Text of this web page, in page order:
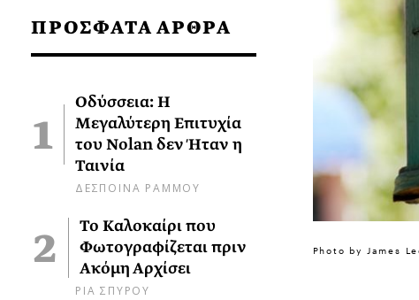
ΠΡΟΣΦΑΤΑ ΑΡΘΡΑ
Οδύσσεια: Η
Μεγαλύτερη Επιτυχία
του Nolan δεν Ήταν η
Ταινία
ΔΕΣΠΟΙΝΑ ΡΑΜΜΟΥ
Το Καλοκαίρι που
Φωτογραφίζεται πριν
Ακόμη Αρχίσει
ΡΙΑ ΣΠΥΡΟΥ
Photo by James